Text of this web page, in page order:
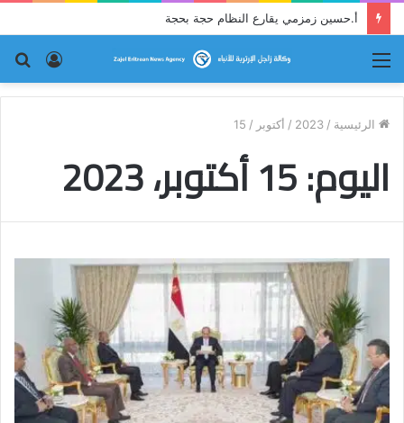
أ.حسين زمزمي يقارع النظام حجة بحجة
تسجيل
الدخول
الرئيسية /
2023
/ أكتوبر /
15
اليوم:15 أكتوبر، 2023